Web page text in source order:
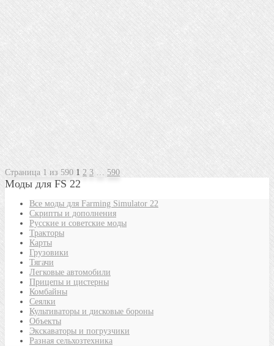
Страница 1 из 590 1 2 3 590
Моды для FS 22
Все моды для Farming Simulator 22
Скрипты и дополнения
Русские и советские моды
Тракторы
Карты
Грузовики
Тягачи
Легковые автомобили
Прицепы и цистерны
Комбайны
Сеялки
Культиваторы и дисковые бороны
Объекты
Экскаваторы и погрузчики
Разная сельхозтехника